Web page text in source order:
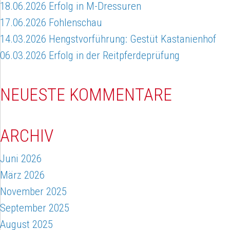
18.06.2026 Erfolg in M-Dressuren
17.06.2026 Fohlenschau
14.03.2026 Hengstvorführung: Gestüt Kastanienhof
06.03.2026 Erfolg in der Reitpferdeprüfung
NEUESTE KOMMENTARE
ARCHIV
Juni 2026
März 2026
November 2025
September 2025
August 2025